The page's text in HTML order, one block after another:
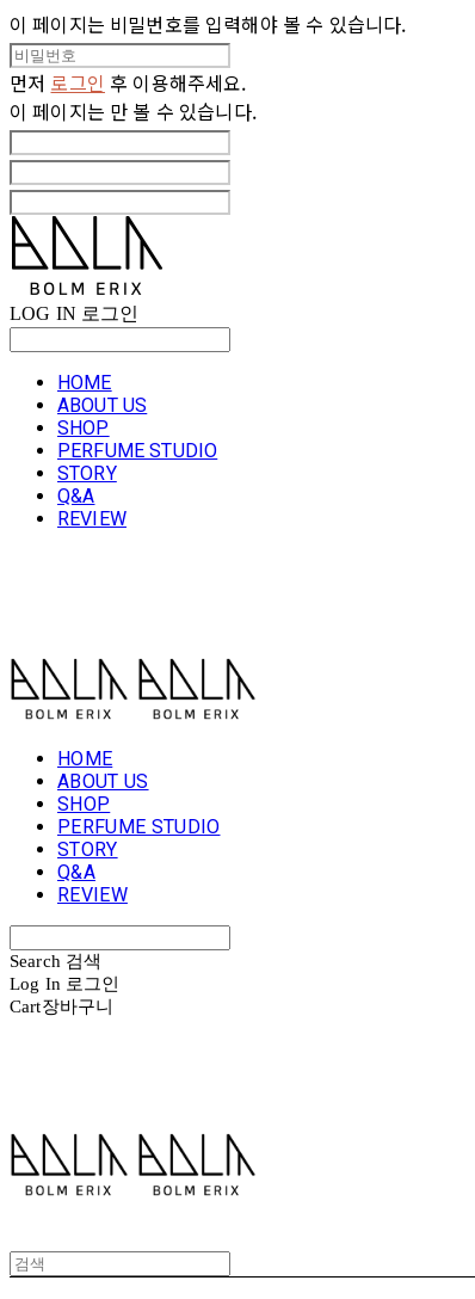
이 페이지는 비밀번호를 입력해야 볼 수 있습니다.
먼저 로그인 후 이용해주세요.
이 페이지는 만 볼 수 있습니다.
LOG IN 로그인
HOME
ABOUT US
SHOP
PERFUME STUDIO
STORY
Q&A
REVIEW
HOME
ABOUT US
SHOP
PERFUME STUDIO
STORY
Q&A
REVIEW
Search 검색
Log In 로그인
Cart장바구니